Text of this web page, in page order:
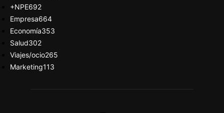
+NPE692
Empresa664
Economía353
Salud302
Viajes/ocio265
Marketing113